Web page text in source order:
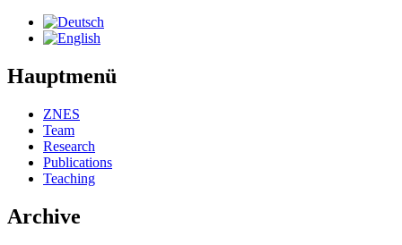
Hauptmenü
ZNES
Team
Research
Publications
Teaching
Archive